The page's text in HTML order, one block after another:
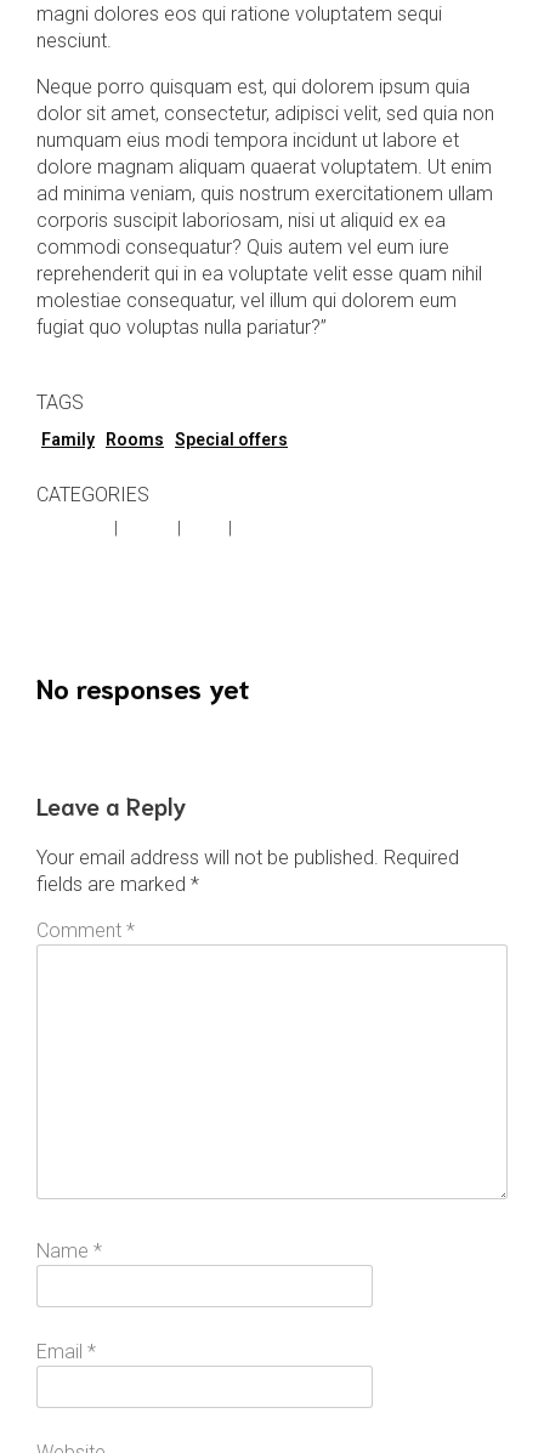
magni dolores eos qui ratione voluptatem sequi
nesciunt.
Neque porro quisquam est, qui dolorem ipsum quia
dolor sit amet, consectetur, adipisci velit, sed quia non
numquam eius modi tempora incidunt ut labore et
dolore magnam aliquam quaerat voluptatem. Ut enim
ad minima veniam, quis nostrum exercitationem ullam
corporis suscipit laboriosam, nisi ut aliquid ex ea
commodi consequatur? Quis autem vel eum iure
reprehenderit qui in ea voluptate velit esse quam nihil
molestiae consequatur, vel illum qui dolorem eum
fugiat quo voluptas nulla pariatur?”
TAGS
Family Rooms Special offers
CATEGORIES
No responses yet
Leave a Reply
Your email address will not be published. Required
fields are marked *
Comment *
Name *
Email *